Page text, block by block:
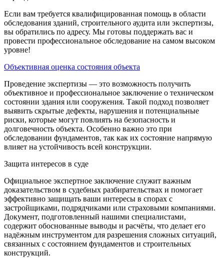
Если вам требуется квалифицированная помощь в области
обследования зданий, строительного аудита или экспертизы,
вы обратились по адресу. Мы готовы поддержать вас и
провести профессиональное обследование на самом высоком
уровне!
Объективная оценка состояния объекта
Проведение экспертизы — это возможность получить
объективное и профессиональное заключение о техническом
состоянии здания или сооружения. Такой подход позволяет
выявить скрытые дефекты, нарушения и потенциальные
риски, которые могут повлиять на безопасность и
долговечность объекта. Особенно важно это при
обследовании фундаментов, так как их состояние напрямую
влияет на устойчивость всей конструкции.
Защита интересов в суде
Официальное экспертное заключение служит важным
доказательством в судебных разбирательствах и помогает
эффективно защищать ваши интересы в спорах с
застройщиками, подрядчиками или страховыми компаниями.
Документ, подготовленный нашими специалистами,
содержит обоснованные выводы и расчёты, что делает его
надёжным инструментом для разрешения сложных ситуаций,
связанных с состоянием фундаментов и строительных
конструкций.